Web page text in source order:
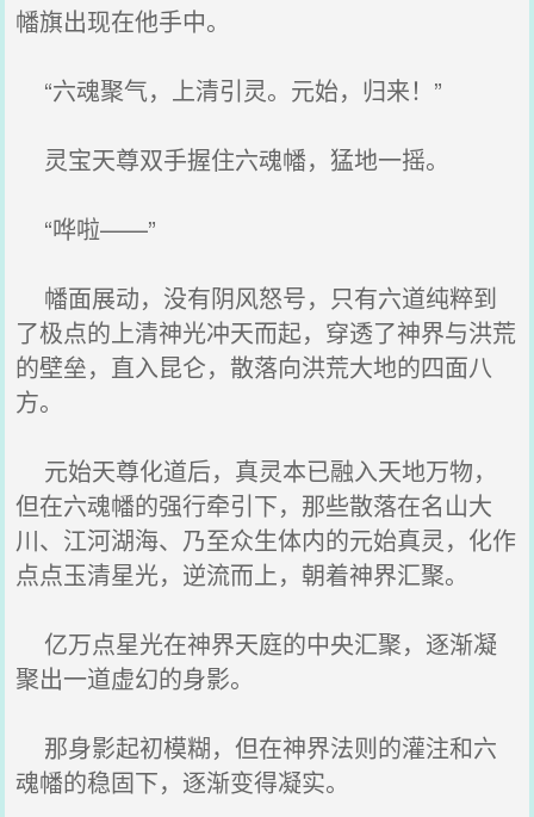
幡旗出现在他手中。
“六魂聚气，上清引灵。元始，归来！”
灵宝天尊双手握住六魂幡，猛地一摇。
“哗啦——”
幡面展动，没有阴风怒号，只有六道纯粹到
了极点的上清神光冲天而起，穿透了神界与洪荒
的壁垒，直入昆仑，散落向洪荒大地的四面八
方。
元始天尊化道后，真灵本已融入天地万物，
但在六魂幡的强行牵引下，那些散落在名山大
川、江河湖海、乃至众生体内的元始真灵，化作
点点玉清星光，逆流而上，朝着神界汇聚。
亿万点星光在神界天庭的中央汇聚，逐渐凝
聚出一道虚幻的身影。
那身影起初模糊，但在神界法则的灌注和六
魂幡的稳固下，逐渐变得凝实。